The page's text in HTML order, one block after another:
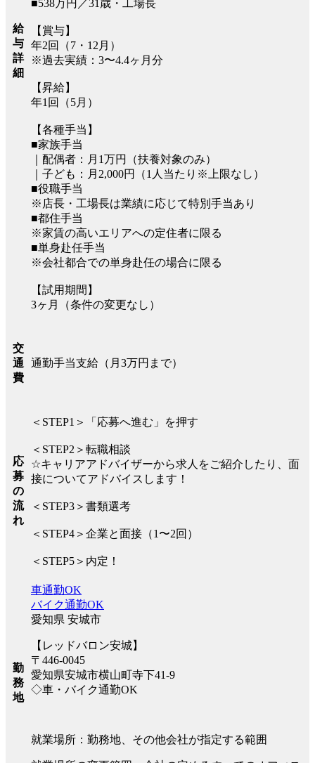
給
与
詳
細
■538万円／31歳・工場長
【賞与】
年2回（7・12月）
※過去実績：3〜4.4ヶ月分
【昇給】
年1回（5月）
【各種手当】
■家族手当
｜配偶者：月1万円（扶養対象のみ）
｜子ども：月2,000円（1人当たり※上限なし）
■役職手当
※店長・工場長は業績に応じて特別手当あり
■都住手当
※家賃の高いエリアへの定住者に限る
■単身赴任手当
※会社都合での単身赴任の場合に限る
【試用期間】
3ヶ月（条件の変更なし）
交
通
費
通勤手当支給（月3万円まで）
応
募
の
流
れ
＜STEP1＞「応募へ進む」を押す
＜STEP2＞転職相談
☆キャリアアドバイザーから求人をご紹介したり、面
接についてアドバイスします！
＜STEP3＞書類選考
＜STEP4＞企業と面接（1〜2回）
＜STEP5＞内定！
勤
務
地
車通勤OK
バイク通勤OK
愛知県 安城市
【レッドバロン安城】
〒446-0045
愛知県安城市横山町寺下41-9
◇車・バイク通勤OK
就業場所：勤務地、その他会社が指定する範囲